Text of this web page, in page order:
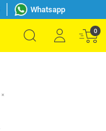
Whatsapp
0